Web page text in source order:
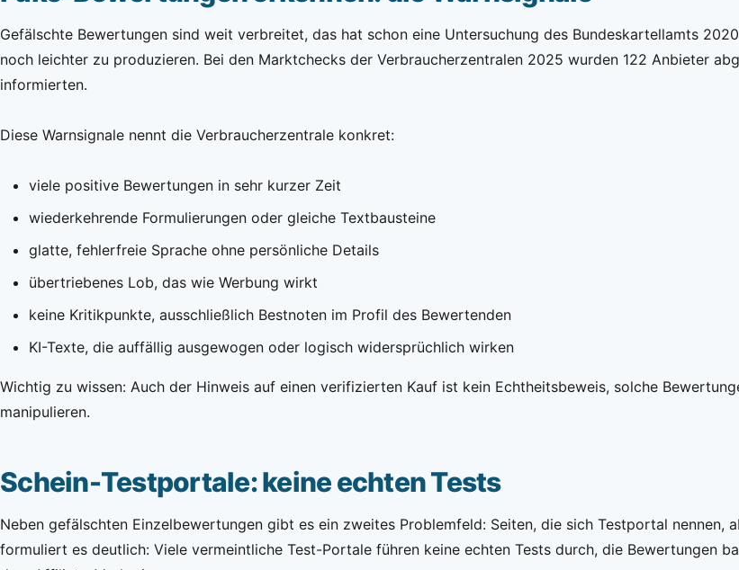
Gefälschte Bewertungen sind weit verbreitet, das hat schon eine Untersuchung des Bundeskartellamts
noch leichter zu produzieren. Bei den Marktchecks der Verbraucherzentralen 2025 wurden 122 Anbieter
informierten.
Diese Warnsignale nennt die Verbraucherzentrale konkret:
viele positive Bewertungen in sehr kurzer Zeit
wiederkehrende Formulierungen oder gleiche Textbausteine
glatte, fehlerfreie Sprache ohne persönliche Details
übertriebenes Lob, das wie Werbung wirkt
keine Kritikpunkte, ausschließlich Bestnoten im Profil des Bewertenden
KI-Texte, die auffällig ausgewogen oder logisch widersprüchlich wirken
Wichtig zu wissen: Auch der Hinweis auf einen verifizierten Kauf ist kein Echtheitsbeweis, solche
manipulieren.
Schein-Testportale: keine echten Tests
Neben gefälschten Einzelbewertungen gibt es ein zweites Problemfeld: Seiten, die sich Testportal nennen,
formuliert es deutlich: Viele vermeintliche Test-Portale führen keine echten Tests durch, die Bewertungen